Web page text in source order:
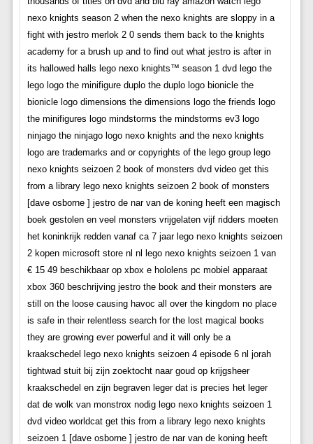
nexo knights season 2 when the nexo knights are sloppy in a
fight with jestro merlok 2 0 sends them back to the knights
academy for a brush up and to find out what jestro is after in
its hallowed halls lego nexo knights™ season 1 dvd lego the
lego logo the minifigure duplo the duplo logo bionicle the
bionicle logo dimensions the dimensions logo the friends logo
the minifigures logo mindstorms the mindstorms ev3 logo
ninjago the ninjago logo nexo knights and the nexo knights
logo are trademarks and or copyrights of the lego group lego
nexo knights seizoen 2 book of monsters dvd video get this
from a library lego nexo knights seizoen 2 book of monsters
[dave osborne ] jestro de nar van de koning heeft een magisch
boek gestolen en veel monsters vrijgelaten vijf ridders moeten
het koninkrijk redden vanaf ca 7 jaar lego nexo knights seizoen
2 kopen microsoft store nl nl lego nexo knights seizoen 1 van
€ 15 49 beschikbaar op xbox e hololens pc mobiel apparaat
xbox 360 beschrijving jestro the book and their monsters are
still on the loose causing havoc all over the kingdom no place
is safe in their relentless search for the lost magical books
they are growing ever powerful and it will only be a
kraakschedel lego nexo knights seizoen 4 episode 6 nl jorah
tightwad stuit bij zijn zoektocht naar goud op krijgsheer
kraakschedel en zijn begraven leger dat is precies het leger
dat de wolk van monstrox nodig lego nexo knights seizoen 1
dvd video worldcat get this from a library lego nexo knights
seizoen 1 [dave osborne ] jestro de nar van de koning heeft